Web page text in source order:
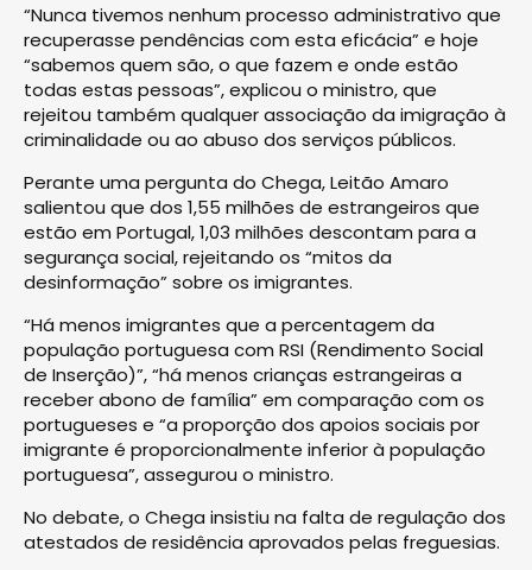
“Nunca tivemos nenhum processo administrativo que
recuperasse pendências com esta eficácia” e hoje
“sabemos quem são, o que fazem e onde estão
todas estas pessoas”, explicou o ministro, que
rejeitou também qualquer associação da imigração à
criminalidade ou ao abuso dos serviços públicos.
Perante uma pergunta do Chega, Leitão Amaro
salientou que dos 1,55 milhões de estrangeiros que
estão em Portugal, 1,03 milhões descontam para a
segurança social, rejeitando os “mitos da
desinformação” sobre os imigrantes.
“Há menos imigrantes que a percentagem da
população portuguesa com RSI (Rendimento Social
de Inserção)”, “há menos crianças estrangeiras a
receber abono de família” em comparação com os
portugueses e “a proporção dos apoios sociais por
imigrante é proporcionalmente inferior à população
portuguesa”, assegurou o ministro.
No debate, o Chega insistiu na falta de regulação dos
atestados de residência aprovados pelas freguesias.